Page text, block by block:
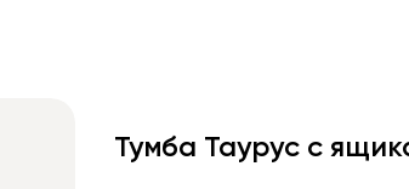
Тумба Таурус с